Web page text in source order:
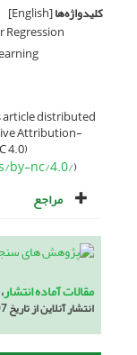
کلیدواژه‌ها[English]
article distributed
Attribution-
4.0)
by-nc/4.0/)
مراجع
مقالات آماده انتشار
انتشار آنلاین از تاریخ 07 تیر 1405